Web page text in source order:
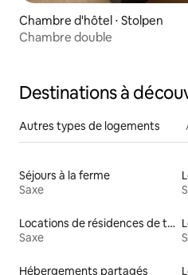
Chambre d'hôtel ⋅ Stolpen
Chambre double
Destinations à
Autres types de logements
Séjours à la ferme
Saxe
Locations de résidences de tourisme
Saxe
Hébergements partagés